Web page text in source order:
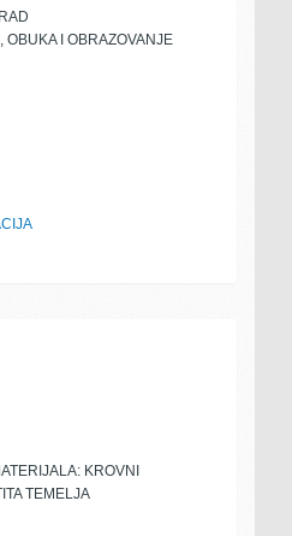
I OBRAZOVANJE
KROVNI
TEMELJA